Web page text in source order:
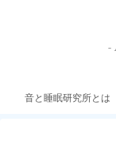
-
音と睡眠研究所とは